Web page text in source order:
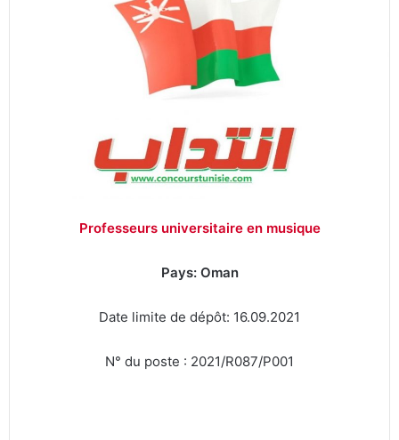
Professeurs universitaire en musique
Pays: Oman
Date limite de dépôt: 16.09.2021
N° du poste : 2021/R087/P001